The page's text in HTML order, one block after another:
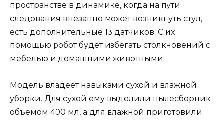
пространстве в динамике, когда на пути
следования внезапно может возникнуть стул,
есть дополнительные 13 датчиков. С их
помощью робот будет избегать столкновений с
мебелью и домашними животными.
Модель владеет навыками сухой и влажной
уборки. Для сухой ему выделили пылесборник
объёмом 400 мл, а для влажной приготовили